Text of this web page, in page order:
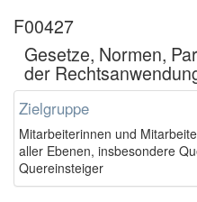
F00427
Gesetze, Normen,
der
Zielgruppe
Mitarbeiterinnen und
aller Ebenen, insbesondere
Quereinsteiger